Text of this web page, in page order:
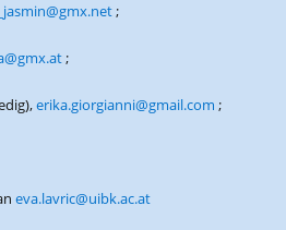
;
;
erika.giorgianni@gmail.com ;
eva.lavric@uibk.ac.at